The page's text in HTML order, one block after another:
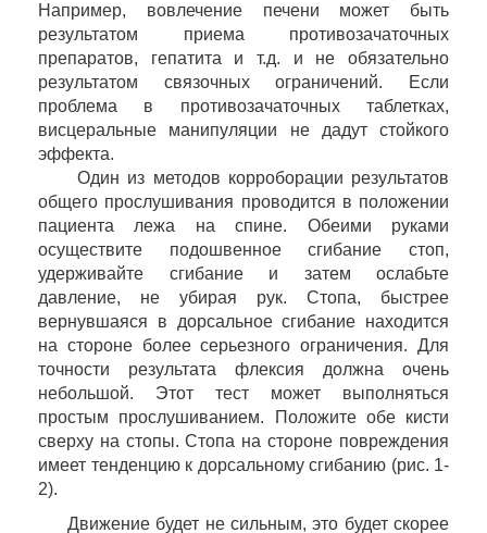
Например, вовлечение печени может быть
результатом приема противозачаточных
препаратов, гепатита и т.д. и не обязательно
результатом связочных ограничений. Если
проблема в противозачаточных таблетках,
висцеральные манипуляции не дадут стойкого
эффекта.
Один из методов корроборации результатов
общего прослушивания проводится в положении
пациента лежа на спине. Обеими руками
осуществите подошвенное сгибание стоп,
удерживайте сгибание и затем ослабьте
давление, не убирая рук. Стопа, быстрее
вернувшаяся в дорсальное сгибание находится
на стороне более серьезного ограничения. Для
точности результата флексия должна очень
небольшой. Этот тест может выполняться
простым прослушиванием. Положите обе кисти
сверху на стопы. Стопа на стороне повреждения
имеет тенденцию к дорсальному сгибанию (рис. 1-
2).
Движение будет не сильным, это будет скорее